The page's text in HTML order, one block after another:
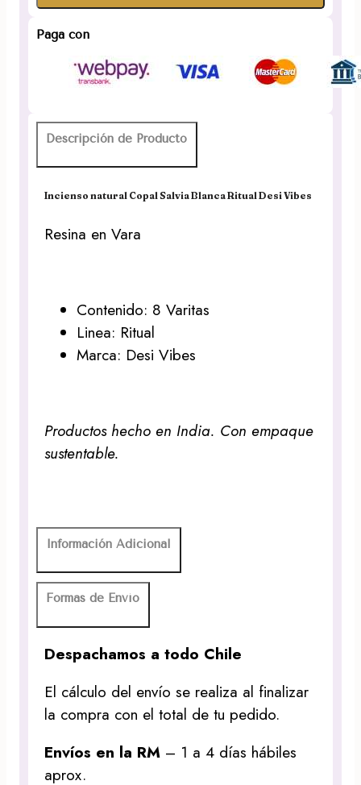
Blanca
Paga con
Descripción de Producto
Incienso natural Copal Salvia Blanca Ritual Desi Vibes
Resina en Vara
Contenido: 8 Varitas
Linea: Ritual
Marca: Desi Vibes
Productos hecho en India. Con empaque
sustentable.
Información Adicional
Formas de Envío
Despachamos a todo Chile
El cálculo del envío se realiza al finalizar
la compra con el total de tu pedido.
Envíos en la RM – 1 a 4 días hábiles
aprox.